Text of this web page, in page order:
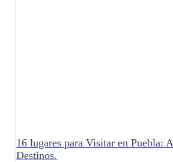
16 lugares para Visitar en Puebla:
Destinos.